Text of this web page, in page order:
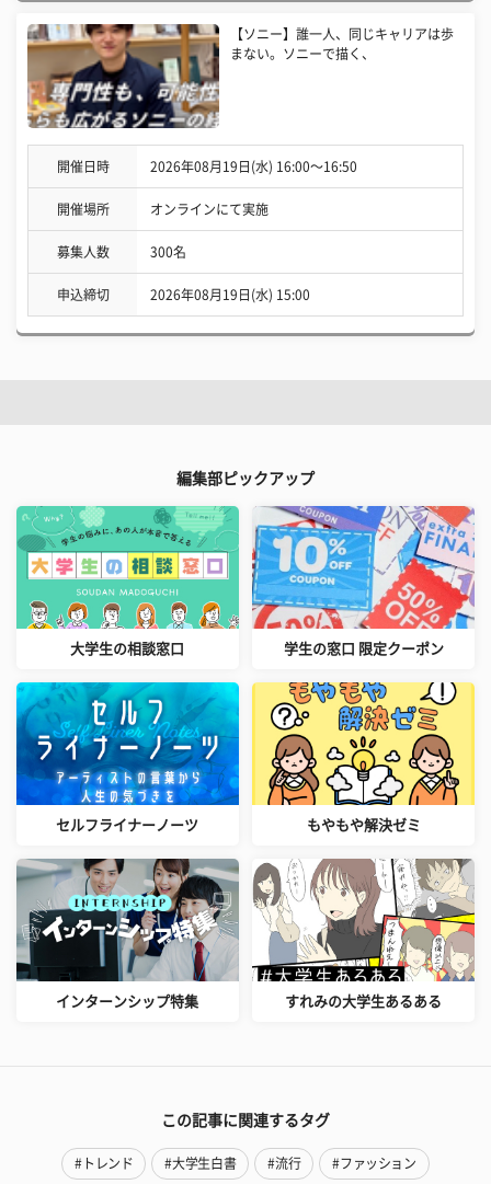
【ソニー】誰一人、同じキャリアは歩
まない。ソニーで描く、
開催日時 2026年08月19日(水) 16:00〜16:50
開催場所 オンラインにて実施
募集人数 300名
申込締切 2026年08月19日(水) 15:00
編集部ピックアップ
大学生の相談窓口 学生の窓口 限定クーポン
セルフライナーノーツ もやもや解決ゼミ
インターンシップ特集 すれみの大学生あるある
この記事に関連するタグ
#トレンド #大学生白書 #流行 #ファッション